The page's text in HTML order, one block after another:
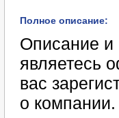
Полное описание:
Описание и
являетесь
вас
о компании.